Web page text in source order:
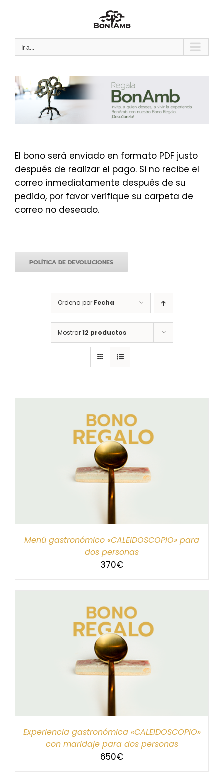
Ir a...
El bono será enviado en formato PDF justo
después de realizar el pago. Si no recibe el
correo inmediatamente después de su
pedido, por favor verifique su carpeta de
correo no deseado.
POLÍTICA DE DEVOLUCIONES
Ordena por Fecha
Mostrar12 productos
Menú gastronómico «CALEIDOSCOPIO» para
dos personas
370€
Experiencia gastronómica «CALEIDOSCOPIO»
con maridaje para dos personas
650€